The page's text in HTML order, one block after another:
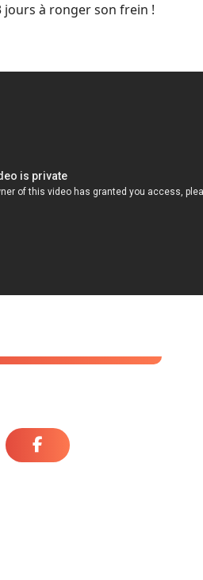
jours à ronger son frein !